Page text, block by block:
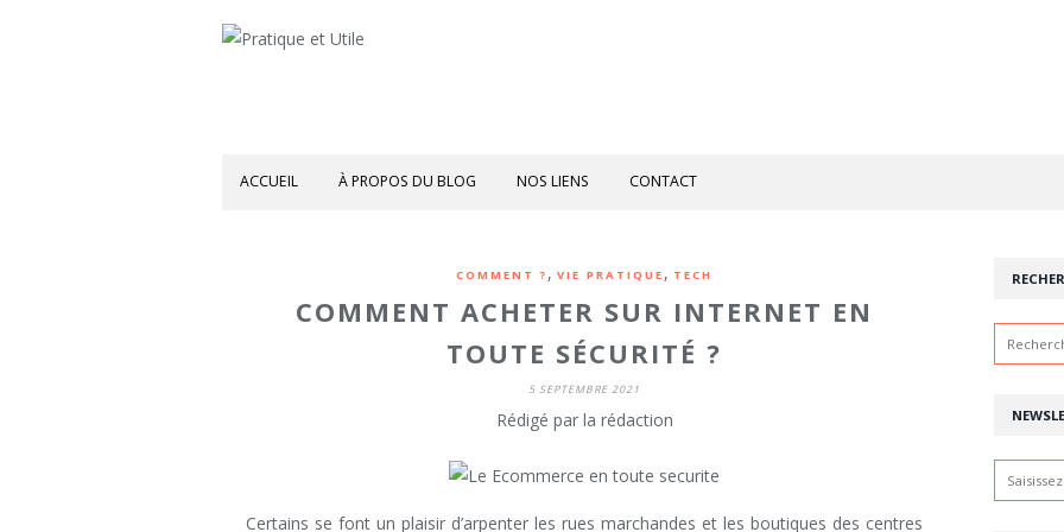
ACCUEIL À PROPOS DU BLOG NOS LIENS CONTACT
COMMENT ? , VIE PRATIQUE , TECH
COMMENT ACHETER SUR INTERNET EN
TOUTE SÉCURITÉ ?
5 SEPTEMBRE 2021
Rédigé par la rédaction
Certains se font un plaisir d’arpenter les rues marchandes et les boutiques des centres